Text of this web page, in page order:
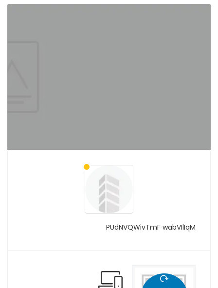
PUdNVQWivTmF wabVIlIqM